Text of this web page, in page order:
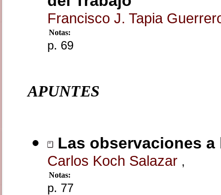
Francisco J. Tapia
Notas:
p. 69
APUNTES
Las observaciones
Carlos Koch Salazar ,
Notas:
p. 77